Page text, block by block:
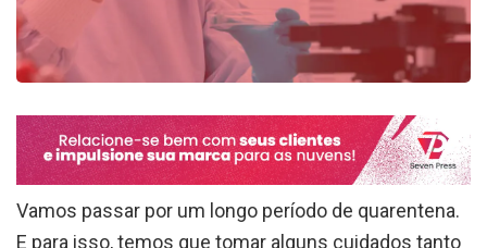
Vamos passar por um longo período de quarentena.
E para isso, temos que tomar alguns cuidados tanto